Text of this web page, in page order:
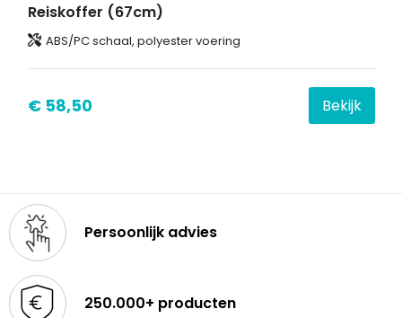
Reiskoffer (67cm)
ABS/PC schaal, polyester voering
€ 58,50 Bekijk
Persoonlijk advies
250.000+ producten